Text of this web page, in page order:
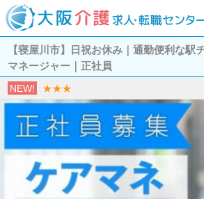
【寝屋川市】日祝お休み｜通勤便利な駅
マネージャー｜正社員
NEW! ★★★